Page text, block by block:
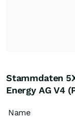
Stammdaten
Energy AG V4
Name